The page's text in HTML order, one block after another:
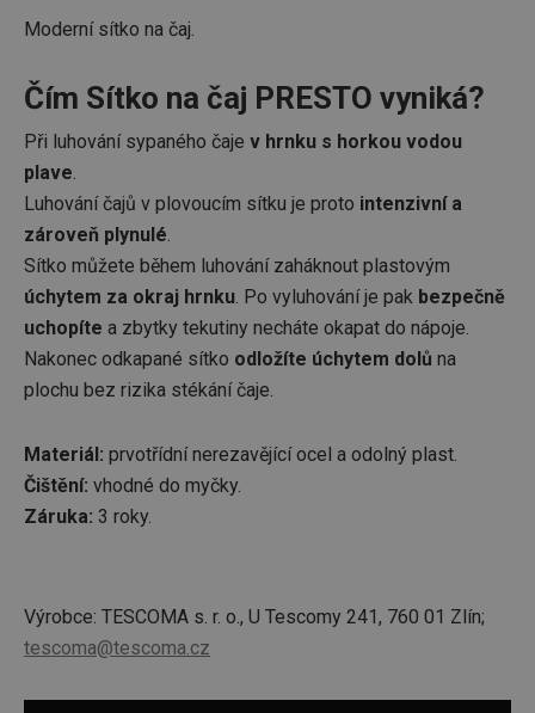
Moderní sítko na čaj.
Čím Sítko na čaj PRESTO vyniká?
Při luhování sypaného čaje v hrnku s horkou vodou
plave.
Luhování čajů v plovoucím sítku je proto intenzivní a
zároveň plynulé.
Sítko můžete během luhování zaháknout plastovým
úchytem za okraj hrnku. Po vyluhování je pak bezpečně
uchopíte a zbytky tekutiny necháte okapat do nápoje.
Nakonec odkapané sítko odložíte úchytem dolů na
plochu bez rizika stékání čaje.
Materiál: prvotřídní nerezavějící ocel a odolný plast.
Čištění: vhodné do myčky.
Záruka: 3 roky.
Výrobce: TESCOMA s. r. o., U Tescomy 241, 760 01 Zlín;
tescoma@tescoma.cz